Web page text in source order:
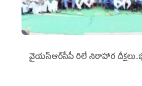
వైయ‌స్ఆర్‌సీపీ రిలే నిరాహార